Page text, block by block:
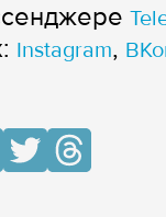
Instagram,